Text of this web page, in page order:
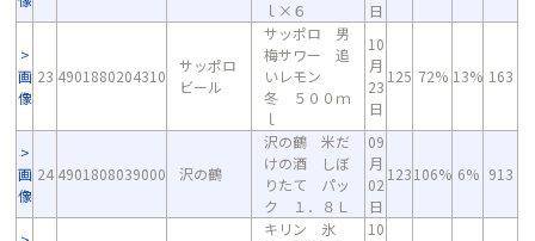
ｌ×６ 日
画
像
23 4901880204310
サッポロ
ビール
サッポロ 男
梅サワー 追
いレモン
冬 ５００ｍ
ｌ
10
月
23
日
125 72% 13% 163
画
像
24 4901808039000 沢の鶴
沢の鶴 米だ
けの酒 しぼ
りたて パッ
ク １．８Ｌ
09
月
02
日
123106% 6% 913
キリン 氷
10